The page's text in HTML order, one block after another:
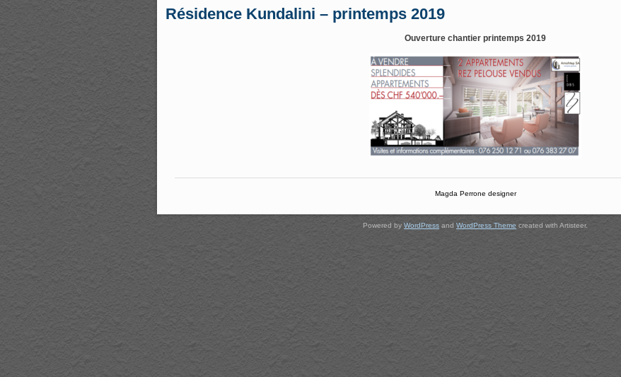
Résidence Kundalini – printemps 2019
Ouverture chantier printemps 2019
Magda Perrone designer
Powered by WordPress and WordPress Theme created with Artisteer.